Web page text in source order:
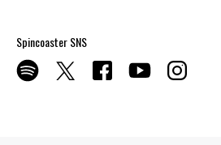
Spincoaster SNS